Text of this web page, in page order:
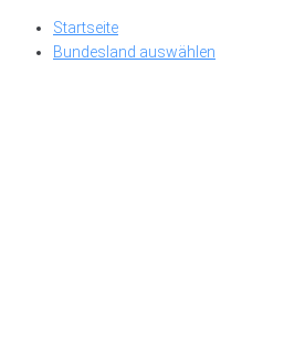
Skip
Startseite
Bundesland auswählen